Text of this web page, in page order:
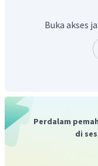
Dengan demikian,
Buka akses
Perdalam
di